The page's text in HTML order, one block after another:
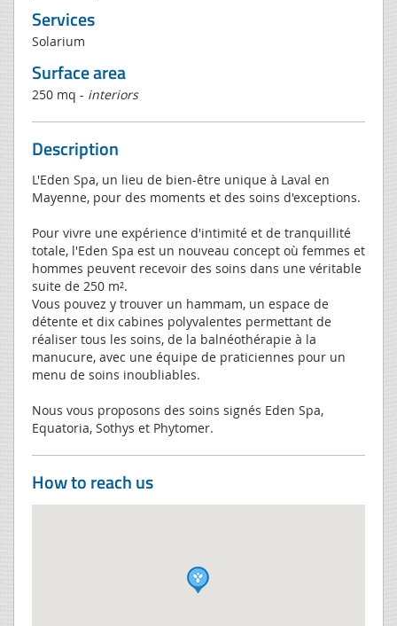
Services
Solarium
Surface area
250 mq - interiors
Description
L'Eden Spa, un lieu de bien-être unique à Laval en
Mayenne, pour des moments et des soins d'exceptions.
Pour vivre une expérience d'intimité et de tranquillité
totale, l'Eden Spa est un nouveau concept où femmes et
hommes peuvent recevoir des soins dans une véritable
suite de 250 m².
Vous pouvez y trouver un hammam, un espace de
détente et dix cabines polyvalentes permettant de
réaliser tous les soins, de la balnéothérapie à la
manucure, avec une équipe de praticiennes pour un
menu de soins inoubliables.
Nous vous proposons des soins signés Eden Spa,
Equatoria, Sothys et Phytomer.
How to reach us